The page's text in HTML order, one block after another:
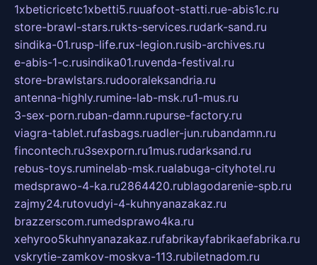
1xbeticricetc1xbetti5.ruuafoot-statti.rue-abis1c.ru
store-brawl-stars.rukts-services.rudark-sand.ru
sindika-01.rusp-life.rux-legion.rusib-archives.ru
e-abis-1-c.rusindika01.ruvenda-festival.ru
store-brawlstars.rudooraleksandria.ru
antenna-highly.rumine-lab-msk.ru1-mus.ru
3-sex-porn.ruban-damn.rupurse-factory.ru
viagra-tablet.rufasbags.ruadler-jun.rubandamn.ru
fincontech.ru3sexporn.ru1mus.rudarksand.ru
rebus-toys.ruminelab-msk.rualabuga-cityhotel.ru
medsprawo-4-ka.ru2864420.rublagodarenie-spb.ru
zajmy24.rutovudyi-4-kuhnyanazakaz.ru
brazzerscom.rumedsprawo4ka.ru
xehyroo5kuhnyanazakaz.rufabrikayfabrikaefabrika.ru
vskrytie-zamkov-moskva-113.rubiletnadom.ru